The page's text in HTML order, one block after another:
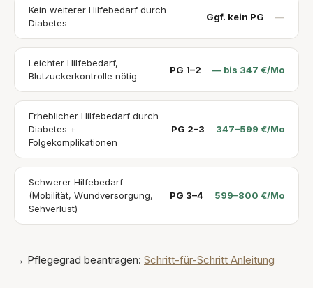
Kein weiterer Hilfebedarf durch
Diabetes
Ggf. kein PG —
Leichter Hilfebedarf,
Blutzuckerkontrolle nötig
PG 1–2 — bis 347 €/Mo
Erheblicher Hilfebedarf durch
Diabetes +
Folgekomplikationen
PG 2–3 347–599 €/Mo
Schwerer Hilfebedarf
(Mobilität, Wundversorgung,
Sehverlust)
PG 3–4 599–800 €/Mo
→ Pflegegrad beantragen: Schritt-für-Schritt Anleitung